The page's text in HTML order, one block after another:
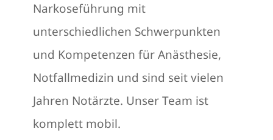
Narkoseführung mit
unterschiedlichen Schwerpunkten
und Kompetenzen für Anästhesie,
Notfallmedizin und sind seit vielen
Jahren Notärzte. Unser Team ist
komplett mobil.